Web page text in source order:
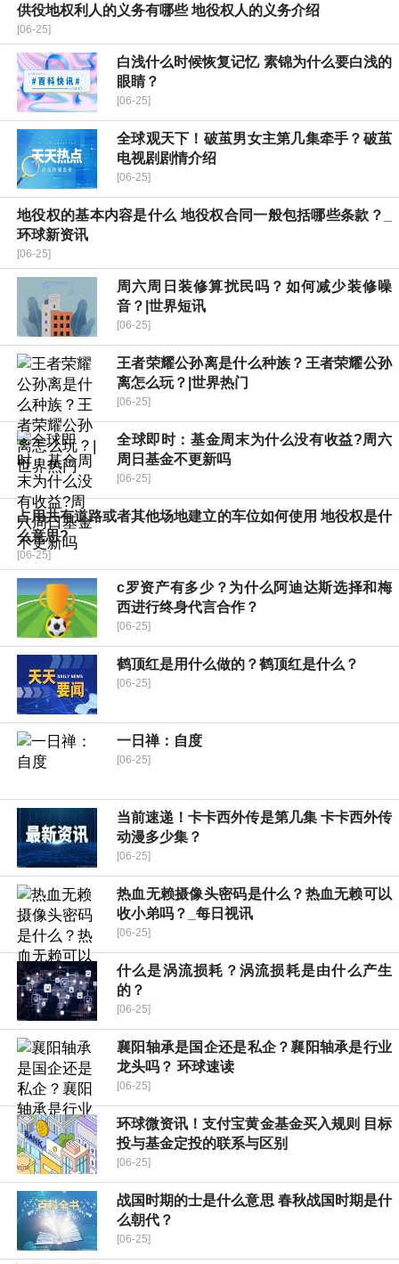
供役地权利人的义务有哪些 地役权人的义务介绍
[06-25]
白浅什么时候恢复记忆 素锦为什么要白浅的
眼睛？
[06-25]
全球观天下！破茧男女主第几集牵手？破茧
电视剧剧情介绍
[06-25]
地役权的基本内容是什么 地役权合同一般包括哪些条款？_
环球新资讯
[06-25]
周六周日装修算扰民吗？如何减少装修噪
音？|世界短讯
[06-25]
王者荣耀公孙离是什么种族？王者荣耀公孙
离怎么玩？|世界热门
[06-25]
全球即时：基金周末为什么没有收益?周六
周日基金不更新吗
[06-25]
占用共有道路或者其他场地建立的车位如何使用 ​地役权是什
么意思?
[06-25]
c罗资产有多少？为什么阿迪达斯选择和梅
西进行终身代言合作？
[06-25]
鹤顶红是用什么做的？鹤顶红是什么？
[06-25]
一日禅：自度
[06-25]
当前速递！卡卡西外传是第几集 卡卡西外传
动漫多少集？
[06-25]
热血无赖摄像头密码是什么？热血无赖可以
收小弟吗？_每日视讯
[06-25]
什么是涡流损耗？涡流损耗是由什么产生
的？
[06-25]
襄阳轴承是国企还是私企？襄阳轴承是行业
龙头吗？ 环球速读
[06-25]
环球微资讯！支付宝黄金基金买入规则 目标
投与基金定投的联系与区别
[06-25]
战国时期的士是什么意思 春秋战国时期是什
么朝代？
[06-25]